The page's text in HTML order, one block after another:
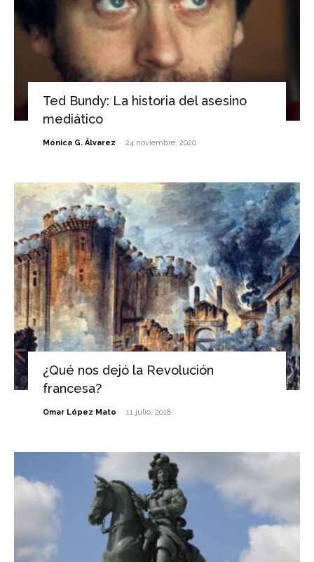
Ted Bundy: La historia del asesino
mediático
Mónica G. Álvarez - 24 noviembre, 2020
¿Qué nos dejó la Revolución
francesa?
Omar López Mato - 11 julio, 2018